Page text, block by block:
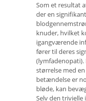
Som et resultat
der en
knuder, hvilket
igangværende
fører til deres
størrelse med
betændelse er
bløde, kan
Selv den